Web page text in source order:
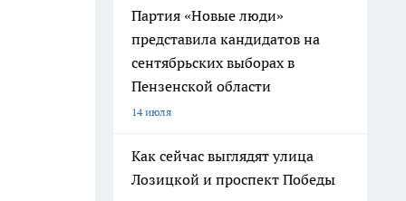
Партия «Новые люди»
представила кандидатов на
сентябрьских выборах в
Пензенской области
14 июля
Как сейчас выглядят улица
Лозицкой и проспект Победы